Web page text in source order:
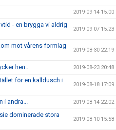
2019-09-14 15:00
- en brygga vi aldrig
2019-09-07 15:23
mot vårens formlag
2019-08-30 22:19
hen.. 2019-08-23 20:48
för en kalldusch i
2019-08-18 17:09
i andra... 2019-08-14 22:02
dominerade stora
2019-08-10 15:58